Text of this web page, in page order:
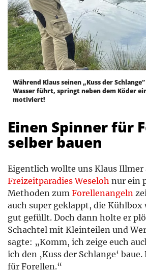
Während Klaus seinen „Kuss der
Wasser führt, springt neben dem Köder
motiviert!
Einen Spinner für
selber bauen
Eigentlich wollte uns Klaus Illmer
Freizeitparadies Weseloh nur ein
Methoden zum Forellenangeln
auch super geklappt, die Kühlbox
gut gefüllt. Doch dann holte er
Schachtel mit Kleinteilen und
sagte: „Komm, ich zeige euch
ich den ‚Kuss der Schlange‘ baue.
für Forellen.“